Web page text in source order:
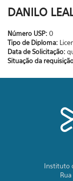
DANILO
Número USP: 0
Tipo de Diploma:
Data de Solicitação:
Situação da
Instituto